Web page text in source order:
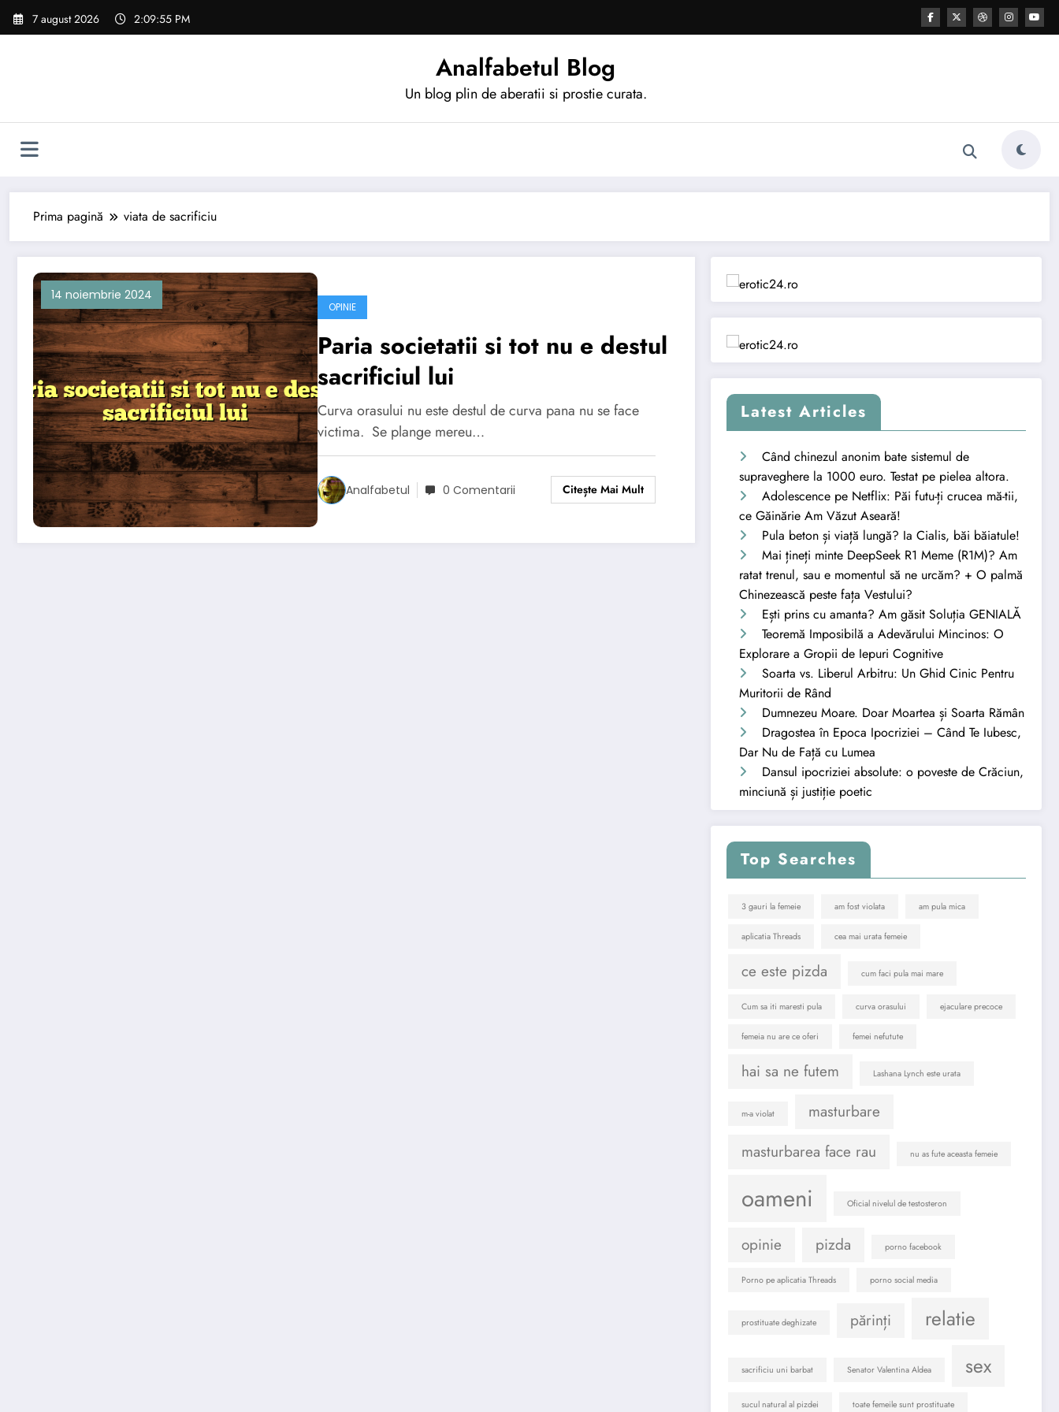
Sari
7 august 2026 2:09:56 PM
Analfabetul Blog
Un blog plin de aberatii si prostie curata.
Prima pagină viata de sacrificiu
14 noiembrie 2024
OPINIE
Paria societatii si tot nu e destul
sacrificiul lui
Curva orasului nu este destul de curva pana nu se face
victima. Se plange mereu…
Analfabetul 0 Comentarii Citește Mai Mult
Latest Articles
Când chinezul anonim bate sistemul de
supraveghere la 1000 euro. Testat pe pielea altora.
Adolescence pe Netflix: Păi futu-ți crucea mă-tii,
ce Găinărie Am Văzut Aseară!
Pula beton și viață lungă? Ia Cialis, băi băiatule!
Mai țineți minte DeepSeek R1 Meme (R1M)? Am
ratat trenul, sau e momentul să ne urcăm? + O palmă
Chinezească peste fața Vestului?
Ești prins cu amanta? Am găsit Soluția GENIALĂ
Teoremă Imposibilă a Adevărului Mincinos: O
Explorare a Gropii de Iepuri Cognitive
Soarta vs. Liberul Arbitru: Un Ghid Cinic Pentru
Muritorii de Rând
Dumnezeu Moare. Doar Moartea și Soarta Rămân
Dragostea în Epoca Ipocriziei – Când Te Iubesc,
Dar Nu de Față cu Lumea
Dansul ipocriziei absolute: o poveste de Crăciun,
minciună și justiție poetic
Top Searches
3 gauri la femeie am fost violata am pula mica
aplicatia Threads cea mai urata femeie
ce este pizda cum faci pula mai mare
Cum sa iti maresti pula curva orasului ejaculare precoce
femeia nu are ce oferi femei nefutute
hai sa ne futem Lashana Lynch este urata
m-a violat
masturbare
masturbarea face rau
nu as fute aceasta femeie
oameni Oficial nivelul de testosteron
opinie pizda porno facebook
Porno pe aplicatia Threads porno social media
prostituate deghizate părinți relatie
sacrificiu uni barbat Senator Valentina Aldea sex
sucul natural al pizdei toate femeile sunt prostituate